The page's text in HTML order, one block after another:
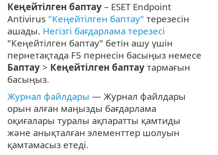
Кеңейтілген баптау – ESET Endpoint
Antivirus "Кеңейтілген баптау" терезесін
ашады. Негізгі бағдарлама терезесі
"Кеңейтілген баптау" бетін ашу үшін
пернетақтада F5 пернесін басыңыз немесе
Баптау > Кеңейтілген баптау тармағын
басыңыз.
Журнал файлдары — Журнал файлдары
орын алған маңызды бағдарлама
оқиғалары туралы ақпаратты қамтиды
және анықталған элементтер шолуын
қамтамасыз етеді.